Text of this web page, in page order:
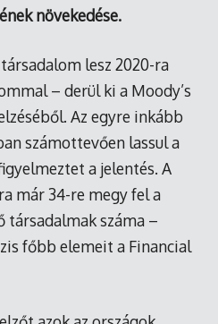
növekedése.
lesz 2020-ra
– derül ki a Moody’s
Az egyre inkább
számottevően lassul a
a jelentés. A
már 34-re megy fel a
társadalmak száma –
főbb elemeit a Financial